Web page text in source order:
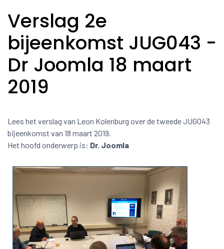
Verslag 2e
bijeenkomst JUG043 -
Dr Joomla 18 maart
2019
Lees het verslag van Leon Kolenburg over de tweede JUG043
bijeenkomst van 18 maart 2019.
Het hoofd onderwerp is: Dr. Joomla